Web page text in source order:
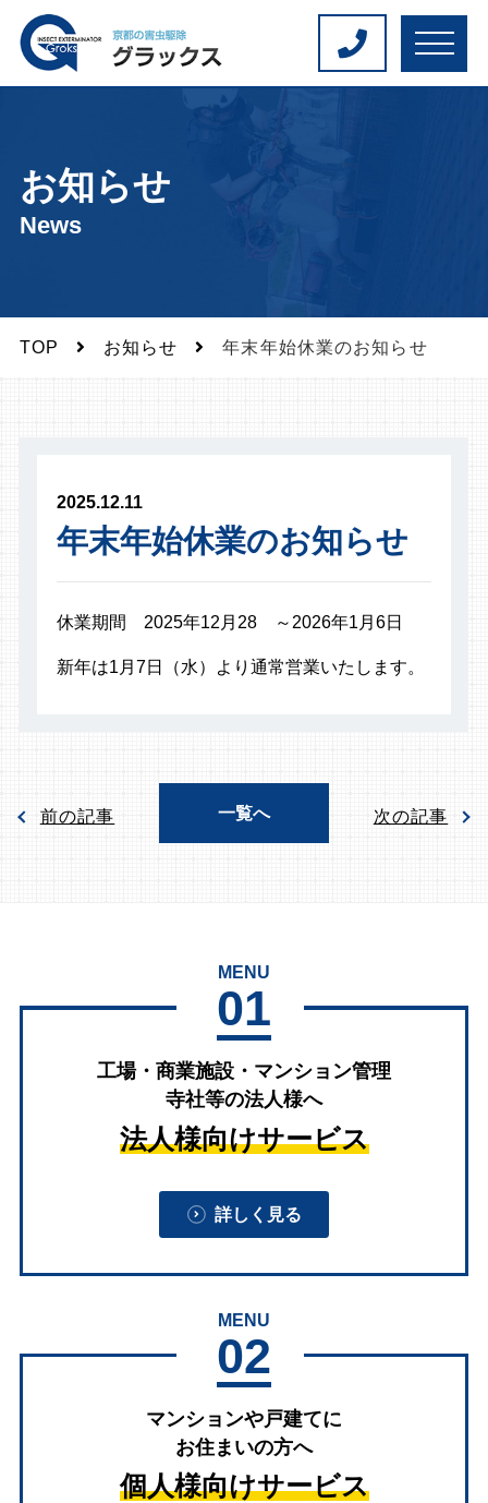
M
E
お知らせ
News
TOP お知らせ 年末年始休業のお知らせ
2025.12.11
年末年始休業のお知らせ
休業期間 2025年12月28 ～2026年1月6日
新年は1月7日（水）より通常営業いたします。
前の記事 一覧へ 次の記事
MENU
01
工場・商業施設・マンション管理
寺社等の法人様へ
法人様向けサービス
詳しく見る
MENU
02
マンションや戸建てに
お住まいの方へ
個人様向けサービス